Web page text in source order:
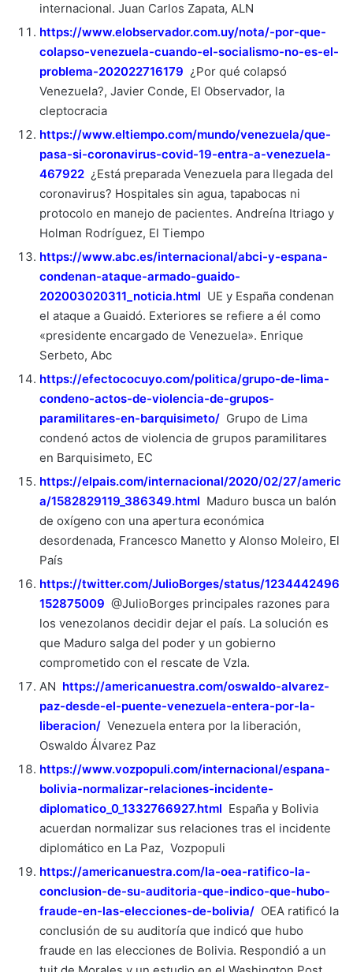
internacional. Juan Carlos Zapata, ALN
https://www.elobservador.com.uy/nota/-por-que-
colapso-venezuela-cuando-el-socialismo-no-es-el-
problema-202022716179 ¿Por qué colapsó
Venezuela?, Javier Conde, El Observador, la
cleptocracia
https://www.eltiempo.com/mundo/venezuela/que-
pasa-si-coronavirus-covid-19-entra-a-venezuela-
467922 ¿Está preparada Venezuela para llegada del
coronavirus? Hospitales sin agua, tapabocas ni
protocolo en manejo de pacientes. Andreína Itriago y
Holman Rodríguez, El Tiempo
https://www.abc.es/internacional/abci-y-espana-
condenan-ataque-armado-guaido-
202003020311_noticia.html UE y España condenan
el ataque a Guaidó. Exteriores se refiere a él como
«presidente encargado de Venezuela». Enrique
Serbeto, Abc
https://efectococuyo.com/politica/grupo-de-lima-
condeno-actos-de-violencia-de-grupos-
paramilitares-en-barquisimeto/ Grupo de Lima
condenó actos de violencia de grupos paramilitares
en Barquisimeto, EC
https://elpais.com/internacional/2020/02/27/americ
a/1582829119_386349.html Maduro busca un balón
de oxígeno con una apertura económica
desordenada, Francesco Manetto y Alonso Moleiro, El
País
https://twitter.com/JulioBorges/status/1234442496
152875009 @JulioBorges principales razones para
los venezolanos decidir dejar el país. La solución es
que Maduro salga del poder y un gobierno
comprometido con el rescate de Vzla.
AN https://americanuestra.com/oswaldo-alvarez-
paz-desde-el-puente-venezuela-entera-por-la-
liberacion/ Venezuela entera por la liberación,
Oswaldo Álvarez Paz
https://www.vozpopuli.com/internacional/espana-
bolivia-normalizar-relaciones-incidente-
diplomatico_0_1332766927.html España y Bolivia
acuerdan normalizar sus relaciones tras el incidente
diplomático en La Paz, Vozpopuli
https://americanuestra.com/la-oea-ratifico-la-
conclusion-de-su-auditoria-que-indico-que-hubo-
fraude-en-las-elecciones-de-bolivia/ OEA ratificó la
conclusión de su auditoría que indicó que hubo
fraude en las elecciones de Bolivia. Respondió a un